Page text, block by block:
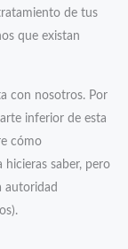
de tus
que existan
con nosotros. Por
inferior de esta
cómo
saber, pero
autoridad